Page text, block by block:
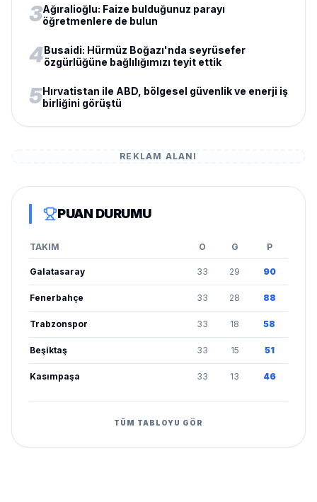
3Ağıralioğlu: Faize bulduğunuz parayı
öğretmenlere de bulun
4Busaidi: Hürmüz Boğazı'nda seyrüsefer
özgürlüğüne bağlılığımızı teyit ettik
5Hırvatistan ile ABD, bölgesel güvenlik ve enerji iş
birliğini görüştü
REKLAM ALANI
PUAN DURUMU
TAKIM O G P
Galatasaray 33 29 90
Fenerbahçe 33 28 88
Trabzonspor 33 18 58
Beşiktaş 33 15 51
Kasımpaşa 33 13 46
TÜM TABLOYU GÖR